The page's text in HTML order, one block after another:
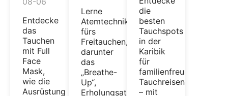
Entdecke
das
Tauchen
mit Full
Face
Mask,
wie die
Ausrüstung
Lerne
Atemtechniken
fürs
Freitauchen,
darunter
das
„Breathe-
Up“,
Erholungsatmung,
die
besten
Tauchspots
in der
Karibik
für
familienfreundliche
Tauchreisen
– mit